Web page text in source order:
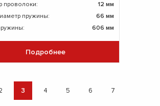
проволоки:
12 мм
пружины:
66 мм
606 мм
Подробнее
3 4 5 6 7